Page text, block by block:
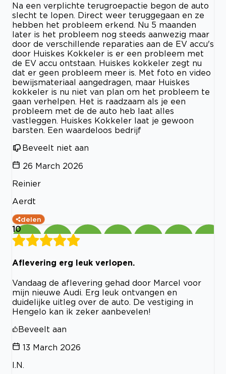
Na een verplichte terugroepactie begon de auto
slecht te lopen. Direct weer teruggegaan en ze
hebben het probleem erkend. Nu 5 maanden
later is het probleem nog steeds aanwezig maar
door de verschillende reparaties aan de EV accu's
door Huiskes Kokkeler is er een probleem met
de EV accu ontstaan. Huiskes kokkeler zegt nu
dat er geen probleem meer is. Met foto en video
bewijsmateriaal aangedragen, maar Huiskes
kokkeler is nu niet van plan om het probleem te
gaan verhelpen. Het is raadzaam als je een
probleem met de de auto heb laat alles
vastleggen. Huiskes Kokkeler laat je gewoon
barsten. Een waardeloos bedrijf
Beveelt niet aan
26 March 2026
Reinier
Aerdt
delen
10
Aflevering erg leuk verlopen.
Vandaag de aflevering gehad door Marcel voor
mijn nieuwe Audi. Erg leuk ontvangen en
duidelijke uitleg over de auto. De vestiging in
Hengelo kan ik zeker aanbevelen!
Beveelt aan
13 March 2026
I.N.